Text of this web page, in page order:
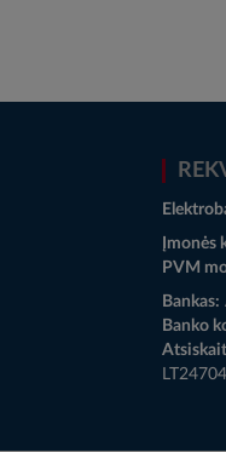
Įmonės
PVM
Bankas:
Banko